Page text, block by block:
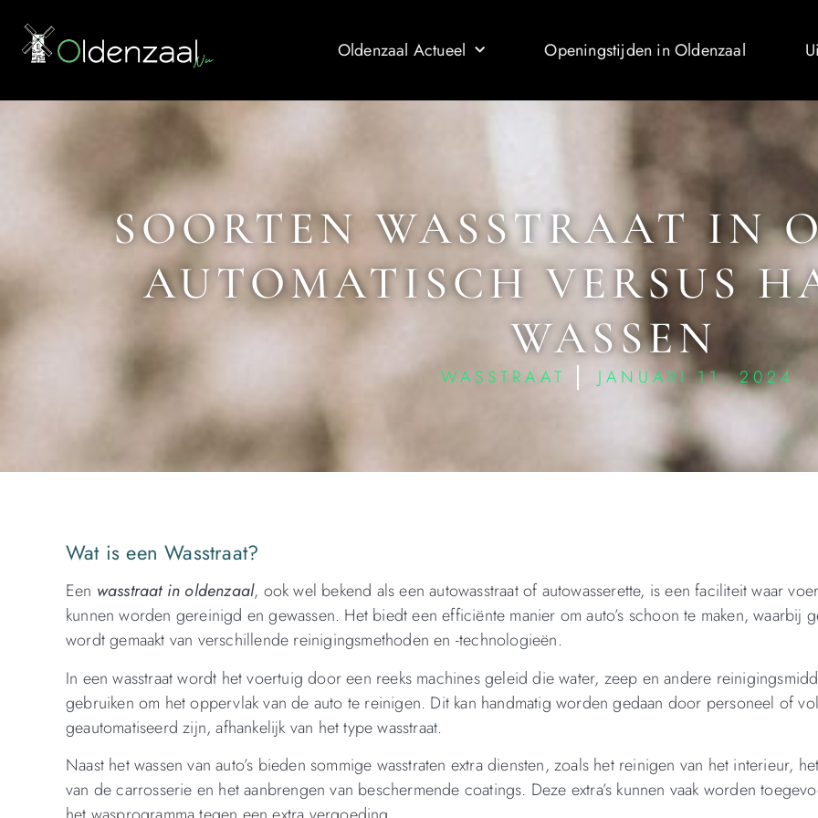
Oldenzaal Actueel Openingstijden in Oldenzaal
SOORTEN WASSTRAAT IN
AUTOMATISCH VERSUS
WASSEN
WASSTRAAT JANUARI 11, 2024
Wat is een Wasstraat?
Een wasstraat in oldenzaal, ook wel bekend als een autowasstraat of autowasserette, is een faciliteit waar
kunnen worden gereinigd en gewassen. Het biedt een efficiënte manier om auto’s schoon te maken, waarbij
wordt gemaakt van verschillende reinigingsmethoden en -technologieën.
In een wasstraat wordt het voertuig door een reeks machines geleid die water, zeep en andere
gebruiken om het oppervlak van de auto te reinigen. Dit kan handmatig worden gedaan door personeel of
geautomatiseerd zijn, afhankelijk van het type wasstraat.
Naast het wassen van auto’s bieden sommige wasstraten extra diensten, zoals het reinigen van het interieur,
van de carrosserie en het aanbrengen van beschermende coatings. Deze extra’s kunnen vaak worden